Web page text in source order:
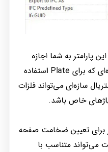
این پارامتر به شما اجازه
می‌دهد نوع مصالح سازه‌ای که برای Plate استفاده
سازه‌ای می‌تواند فلزات
خاص باشد.
برای تعیین ضخامت صفحه
متناسب با